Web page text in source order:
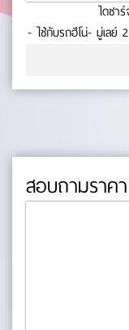
- ใช้กับรถฮีโน่- มู่เลย์
สอบถามราคา